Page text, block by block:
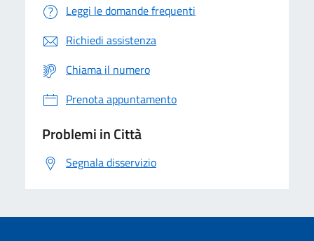
Leggi le domande frequenti
Richiedi assistenza
Chiama il numero
Prenota appuntamento
Problemi in Città
Segnala disservizio